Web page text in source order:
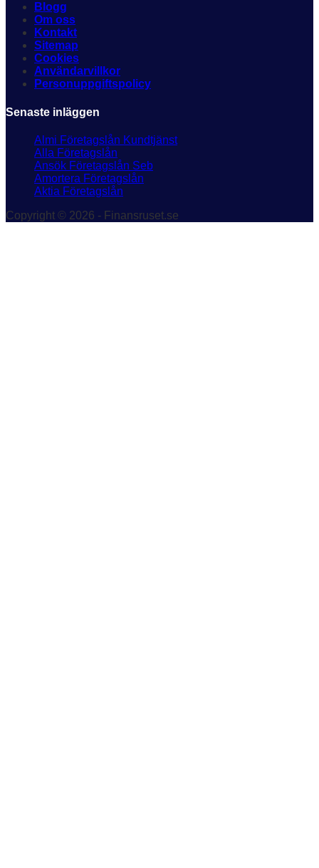
Blogg
Om oss
Kontakt
Sitemap
Cookies
Användarvillkor
Personuppgiftspolicy
Senaste inläggen
Almi Företagslån Kundtjänst
Alla Företagslån
Ansök Företagslån Seb
Amortera Företagslån
Aktia Företagslån
Copyright © 2026 - Finansruset.se